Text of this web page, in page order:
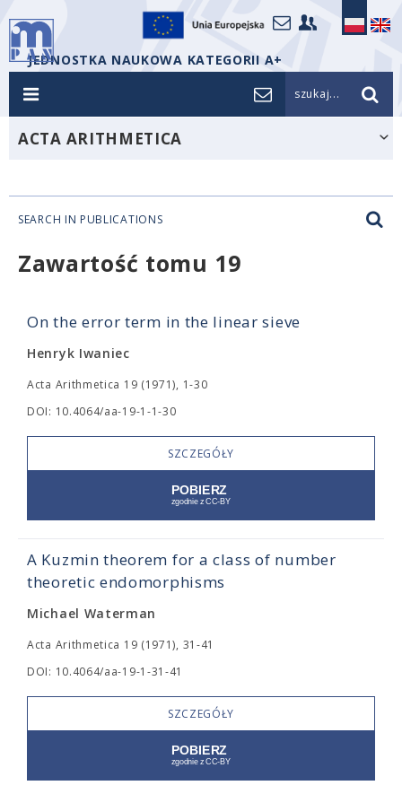
JEDNOSTKA NAUKOWA KATEGORII A+
szukaj...
ACTA ARITHMETICA
SEARCH IN PUBLICATIONS
Zawartość tomu 19
On the error term in the linear sieve
Henryk Iwaniec
Acta Arithmetica 19 (1971), 1-30
DOI: 10.4064/aa-19-1-1-30
SZCZEGÓŁY
A Kuzmin theorem for a class of number
theoretic endomorphisms
Michael Waterman
Acta Arithmetica 19 (1971), 31-41
DOI: 10.4064/aa-19-1-31-41
SZCZEGÓŁY